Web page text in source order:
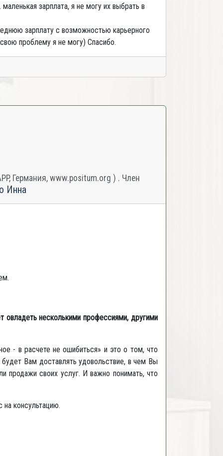
зарплата, я не могу их выбрать в
зарплату с возможностью карьерного
проблему я не могу) Спасибо.
Германия, www.positum.org ) . Член
Инна
несколькими профессиями, другими
- в расчете не ошибиться» и это о том, что
Вам доставлять удовольствие, в чем Вы
продажи своих услуг. И важно понимать, что
консультацию.